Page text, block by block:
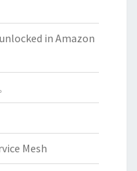
in Amazon
Mesh